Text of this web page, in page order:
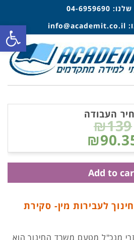
שלנו: 04-6959690
info@academit.co.il
לעבירות מין- סקירת
מנכ"ל מטעם משרד החינוך הוא
העבודה
₪139
Add to
פתח